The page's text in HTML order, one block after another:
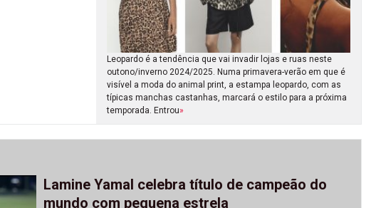
Leopardo é a tendência que vai invadir lojas e ruas neste
outono/inverno 2024/2025. Numa primavera-verão em que é
visível a moda do animal print, a estampa leopardo, com as
típicas manchas castanhas, marcará o estilo para a próxima
temporada. Entrou»
Lamine Yamal celebra título de campeão do
mundo com pequena estrela